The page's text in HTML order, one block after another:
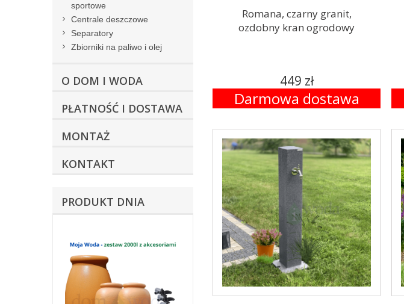
sportowe
Centrale deszczowe
Separatory
Zbiorniki na paliwo i olej
O DOM I WODA
PŁATNOŚĆ I DOSTAWA
MONTAŻ
KONTAKT
PRODUKT DNIA
Romana, czarny granit,
ozdobny kran ogrodowy
449 zł
Darmowa dostawa